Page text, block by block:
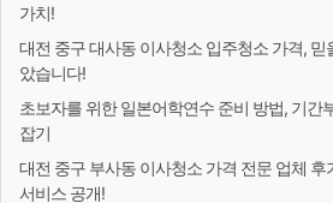
가치!
대전 중구 대사동 이사청소 입주청소 가격, 믿
았습니다!
초보자를 위한 일본어학연수 준비 방법, 기간
잡기
대전 중구 부사동 이사청소 가격 전문 업체 후
서비스 공개!